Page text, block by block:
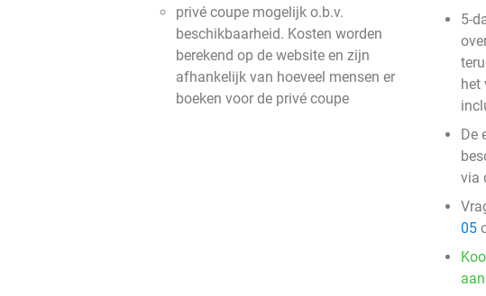
privé coupe mogelijk o.b.v.
beschikbaarheid. Kosten worden
berekend op de website en zijn
afhankelijk van hoeveel mensen er
boeken voor de privé coupe
5-
het
De
via
05